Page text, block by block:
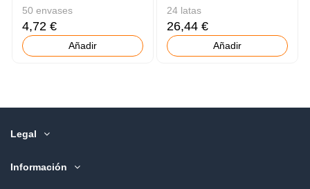
50 envases
4,72 €
Añadir
24 latas
26,44 €
Añadir
Legal
Información